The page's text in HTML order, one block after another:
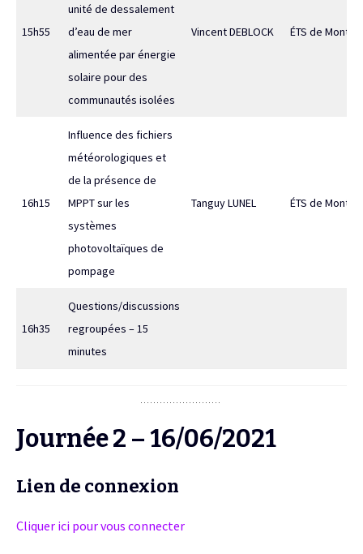
15h55
unité de dessalement
d’eau de mer
alimentée par énergie
solaire pour des
communautés isolées
Vincent DEBLOCK ÉTS de
16h15
Influence des fichiers
météorologiques et
de la présence de
MPPT sur les
systèmes
photovoltaïques de
pompage
Tanguy LUNEL ÉTS de
16h35
Questions/discussions
regroupées – 15
minutes
Journée 2 – 16/06/2021
Lien de connexion
Cliquer ici pour vous connecter